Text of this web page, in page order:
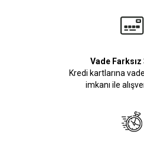
Vade
Kredi kartlarına
imkanı ile